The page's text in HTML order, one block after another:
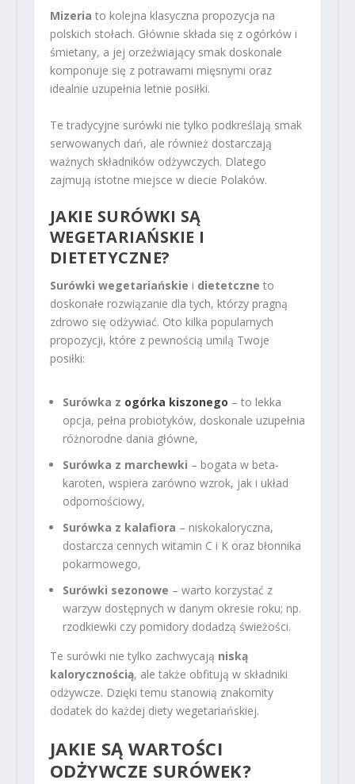
Mizeria to kolejna klasyczna propozycja na
polskich stołach. Głównie składa się z ogórków i
śmietany, a jej orzeźwiający smak doskonale
komponuje się z potrawami mięsnymi oraz
idealnie uzupełnia letnie posiłki.
Te tradycyjne surówki nie tylko podkreślają smak
serwowanych dań, ale również dostarczają
ważnych składników odżywczych. Dlatego
zajmują istotne miejsce w diecie Polaków.
JAKIE SURÓWKI SĄ
WEGETARIAŃSKIE I
DIETETYCZNE?
Surówki wegetariańskie i dietetczne to
doskonałe rozwiązanie dla tych, którzy pragną
zdrowo się odżywiać. Oto kilka popularnych
propozycji, które z pewnością umilą Twoje
posiłki:
Surówka z ogórka kiszonego – to lekka
opcja, pełna probiotyków, doskonale uzupełnia
różnorodne dania główne,
Surówka z marchewki – bogata w beta-
karoten, wspiera zarówno wzrok, jak i układ
odpornościowy,
Surówka z kalafiora – niskokaloryczna,
dostarcza cennych witamin C i K oraz błonnika
pokarmowego,
Surówki sezonowe – warto korzystać z
warzyw dostępnych w danym okresie roku; np.
rzodkiewki czy pomidory dodadzą świeżości.
Te surówki nie tylko zachwycają niską
kalorycznością, ale także obfitują w składniki
odżywcze. Dzięki temu stanowią znakomity
dodatek do każdej diety wegetariańskiej.
JAKIE SĄ WARTOŚCI
ODŻYWCZE SURÓWEK?